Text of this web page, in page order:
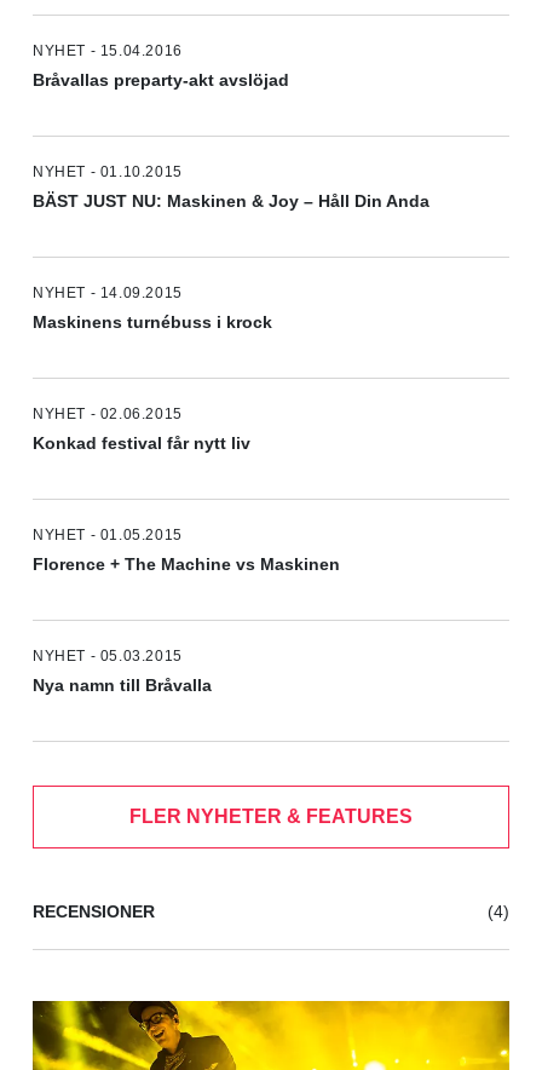
NYHET - 15.04.2016
Bråvallas preparty-akt avslöjad
NYHET - 01.10.2015
BÄST JUST NU: Maskinen & Joy – Håll Din Anda
NYHET - 14.09.2015
Maskinens turnébuss i krock
NYHET - 02.06.2015
Konkad festival får nytt liv
NYHET - 01.05.2015
Florence + The Machine vs Maskinen
NYHET - 05.03.2015
Nya namn till Bråvalla
FLER NYHETER & FEATURES
RECENSIONER (4)